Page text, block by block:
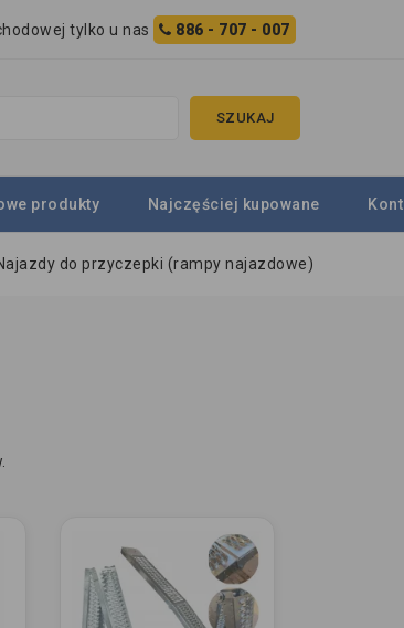
tylko u nas 886 - 707 - 007
SZUKAJ
produkty Najczęściej kupowane
do przyczepki (rampy najazdowe)